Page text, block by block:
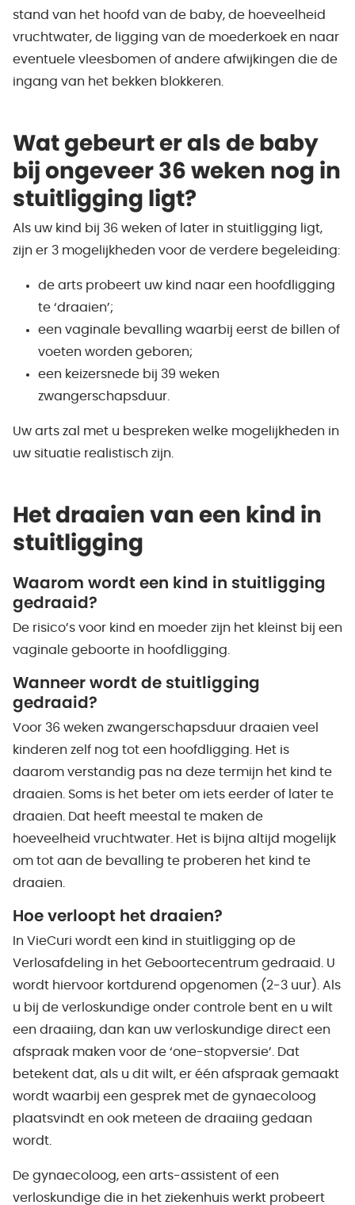
stand van het hoofd van de baby, de hoeveelheid
vruchtwater, de ligging van de moederkoek en naar
eventuele vleesbomen of andere afwijkingen die de
ingang van het bekken blokkeren.
Wat gebeurt er als de baby
bij ongeveer 36 weken nog in
stuitligging ligt?
Als uw kind bij 36 weken of later in stuitligging ligt,
zijn er 3 mogelijkheden voor de verdere begeleiding:
de arts probeert uw kind naar een hoofdligging
te ‘draaien’;
een vaginale bevalling waarbij eerst de billen of
voeten worden geboren;
een keizersnede bij 39 weken
zwangerschapsduur.
Uw arts zal met u bespreken welke mogelijkheden in
uw situatie realistisch zijn.
Het draaien van een kind in
stuitligging
Waarom wordt een kind in stuitligging
gedraaid?
De risico’s voor kind en moeder zijn het kleinst bij een
vaginale geboorte in hoofdligging.
Wanneer wordt de stuitligging
gedraaid?
Voor 36 weken zwangerschapsduur draaien veel
kinderen zelf nog tot een hoofdligging. Het is
daarom verstandig pas na deze termijn het kind te
draaien. Soms is het beter om iets eerder of later te
draaien. Dat heeft meestal te maken de
hoeveelheid vruchtwater. Het is bijna altijd mogelijk
om tot aan de bevalling te proberen het kind te
draaien.
Hoe verloopt het draaien?
In VieCuri wordt een kind in stuitligging op de
Verlosafdeling in het Geboortecentrum gedraaid. U
wordt hiervoor kortdurend opgenomen (2-3 uur). Als
u bij de verloskundige onder controle bent en u wilt
een draaiing, dan kan uw verloskundige direct een
afspraak maken voor de ‘one-stopversie’. Dat
betekent dat, als u dit wilt, er één afspraak gemaakt
wordt waarbij een gesprek met de gynaecoloog
plaatsvindt en ook meteen de draaiing gedaan
wordt.
De gynaecoloog, een arts-assistent of een
verloskundige die in het ziekenhuis werkt probeert